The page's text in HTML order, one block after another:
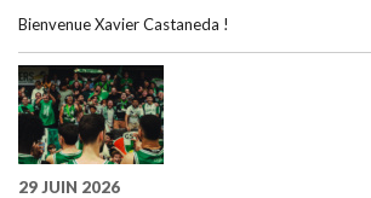
Bienvenue Xavier Castaneda !
29 JUIN 2026